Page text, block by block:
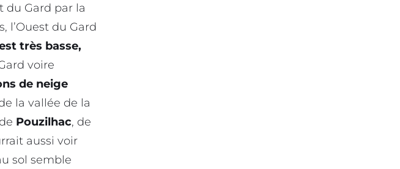
du Gard par la
l’Ouest du Gard
très basse,
voire
de neige
la vallée de la
Pouzilhac, de
aussi voir
sol semble